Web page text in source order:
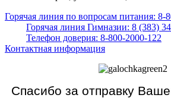
Горячая линия по вопросам питания: 8-
Горячая линия Гимназии: 8 (383)
Телефон доверия: 8-800-2000-122
Контактная информация
Спасибо за отправку